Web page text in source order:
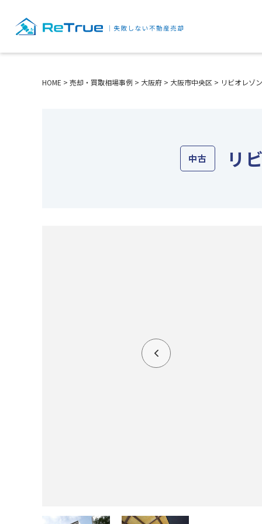
HOME > 売却・買取相場事例 > 大阪府 > 大阪市中央区 > リビオレゾ
中古 リ